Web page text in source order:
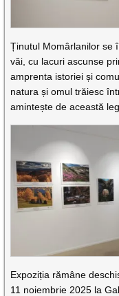
Ținutul Momârlanilor se
văi, cu lacuri ascunse
amprenta istoriei și
natura și omul trăiesc
amintește de această
Expoziția rămâne
11 noiembrie 2025 la